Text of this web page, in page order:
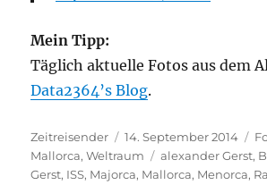
Mein Tipp:
Täglich aktuelle Fotos aus dem
Data2364’s Blog.
Autor
Zeitreisender
Veröffentlicht
am
14. September 2014
Mallorca,Weltraum Schlagwörter
alexander Gerst,
Gerst, ISS, Majorca, Mallorca, Menorca,